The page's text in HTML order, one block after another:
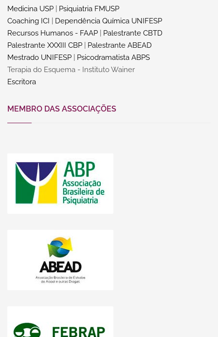
Medicina USP
Psiquiatria FMUSP
Coaching ICI
Dependência Química UNIFESP
Recursos Humanos - FAAP
Palestrante CBTD
Palestrante XXXIII CBP
Palestrante ABEAD
Mestrado UNIFESP
Psicodramatista ABPS
Terapia do Esquema - Instituto Wainer
Escritora
MEMBRO DAS ASSOCIAÇÕES